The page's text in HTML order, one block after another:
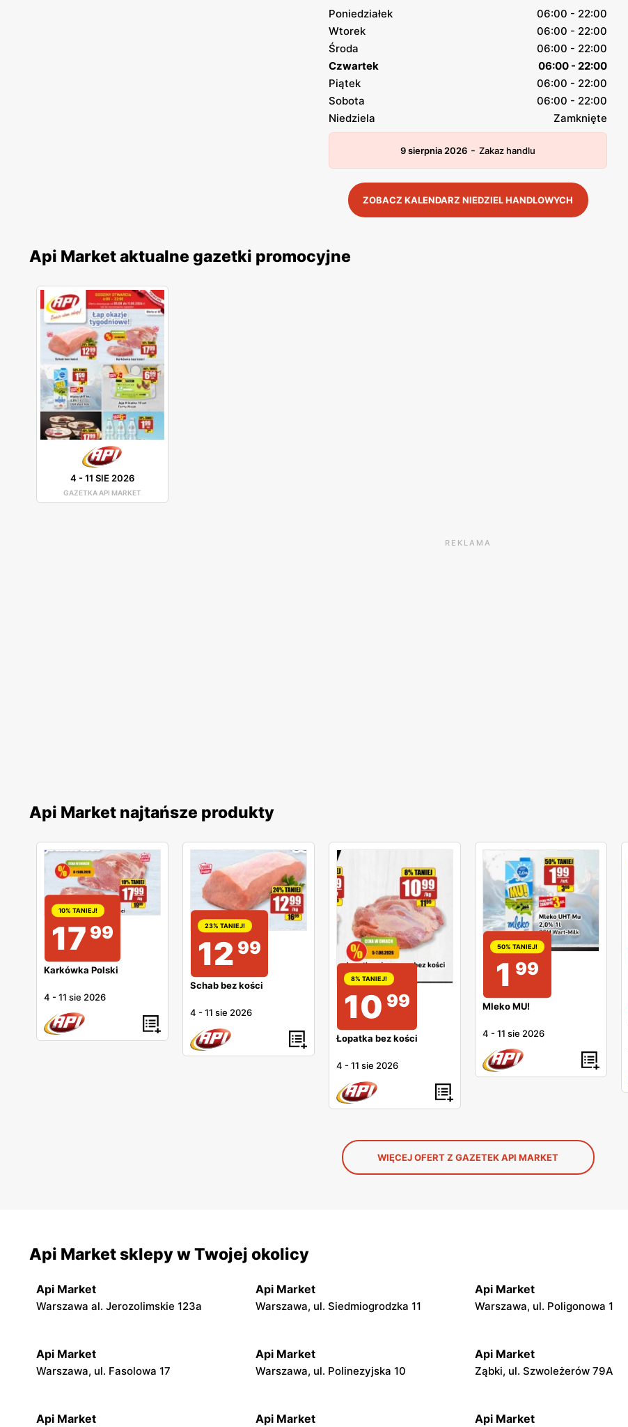
Poniedziałek
06:00 - 22:00
Wtorek
06:00 - 22:00
Środa
06:00 - 22:00
Czwartek
06:00 - 22:00
Piątek
06:00 - 22:00
Sobota
06:00 - 22:00
Niedziela
Zamknięte
9 sierpnia 2026 - Zakaz handlu
ZOBACZ KALENDARZ NIEDZIEL HANDLOWYCH
Api Market aktualne gazetki promocyjne
4 -11 SIE 2026
GAZETKA API MARKET
REKLAMA
Api Market najtańsze produkty
10% TANIEJ!
17 99
Karkówka Polski
4 -11 sie 2026
23% TANIEJ!
12 99
Schab bez kości
4 -11 sie 2026
8% TANIEJ!
10 99
Łopatka bez kości
4 -11 sie 2026
50% TANIEJ!
1 99
Mleko MU!
4 -11 sie 2026
WIĘCEJ OFERT Z GAZETEK API MARKET
Api Market sklepy w Twojej okolicy
Api Market
Warszawa al. Jerozolimskie 123a
Api Market
Warszawa, ul. Siedmiogrodzka 11
Api Market
Warszawa, ul. Poligonowa 1
Api Market
Warszawa, ul. Fasolowa 17
Api Market
Warszawa, ul. Polinezyjska 10
Api Market
Ząbki, ul. Szwoleżerów 79A
Api Market Api Market Api Market